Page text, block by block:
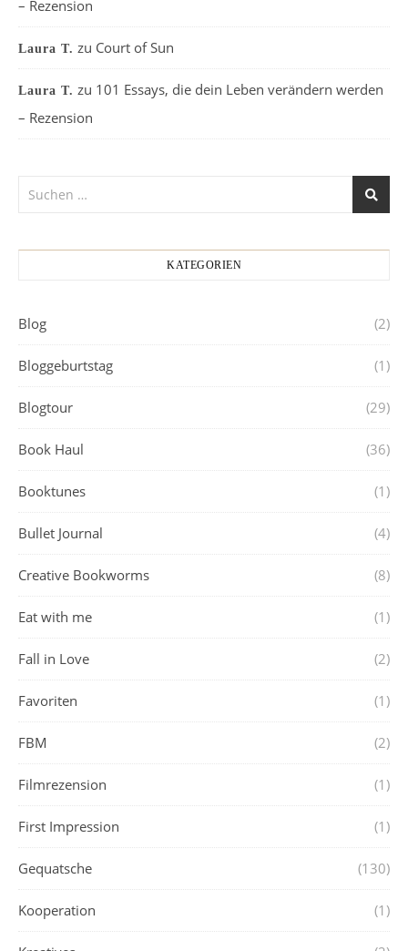
– Rezension
Laura T. zu Court of Sun
Laura T. zu 101 Essays, die dein Leben verändern werden
– Rezension
KATEGORIEN
Blog (2)
Bloggeburtstag (1)
Blogtour (29)
Book Haul (36)
Booktunes (1)
Bullet Journal (4)
Creative Bookworms (8)
Eat with me (1)
Fall in Love (2)
Favoriten (1)
FBM (2)
Filmrezension (1)
First Impression (1)
Gequatsche (130)
Kooperation (1)